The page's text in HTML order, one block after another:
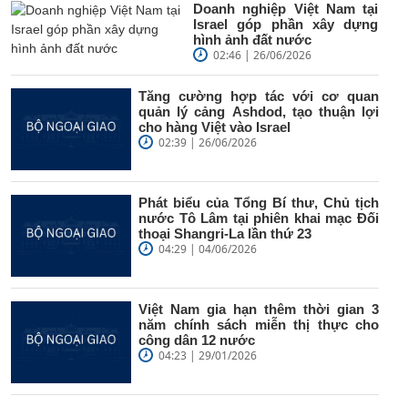
Doanh nghiệp Việt Nam tại
Israel góp phần xây dựng
hình ảnh đất nước
02:46 | 26/06/2026
Tăng cường hợp tác với cơ quan
quản lý cảng Ashdod, tạo thuận lợi
cho hàng Việt vào Israel
02:39 | 26/06/2026
Phát biểu của Tổng Bí thư, Chủ tịch
nước Tô Lâm tại phiên khai mạc Đối
thoại Shangri-La lần thứ 23
04:29 | 04/06/2026
Việt Nam gia hạn thêm thời gian 3
năm chính sách miễn thị thực cho
công dân 12 nước
04:23 | 29/01/2026